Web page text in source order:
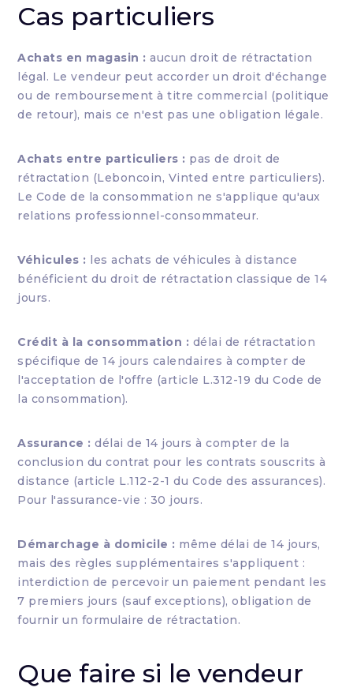
Cas particuliers
Achats en magasin : aucun droit de rétractation
légal. Le vendeur peut accorder un droit d'échange
ou de remboursement à titre commercial (politique
de retour), mais ce n'est pas une obligation légale.
Achats entre particuliers : pas de droit de
rétractation (Leboncoin, Vinted entre particuliers).
Le Code de la consommation ne s'applique qu'aux
relations professionnel-consommateur.
Véhicules : les achats de véhicules à distance
bénéficient du droit de rétractation classique de 14
jours.
Crédit à la consommation : délai de rétractation
spécifique de 14 jours calendaires à compter de
l'acceptation de l'offre (article L.312-19 du Code de
la consommation).
Assurance : délai de 14 jours à compter de la
conclusion du contrat pour les contrats souscrits à
distance (article L.112-2-1 du Code des assurances).
Pour l'assurance-vie : 30 jours.
Démarchage à domicile : même délai de 14 jours,
mais des règles supplémentaires s'appliquent :
interdiction de percevoir un paiement pendant les
7 premiers jours (sauf exceptions), obligation de
fournir un formulaire de rétractation.
Que faire si le vendeur